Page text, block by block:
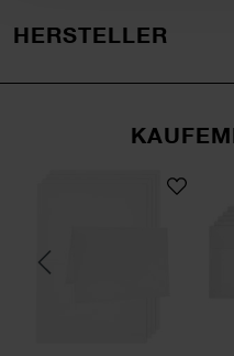
HERSTELLER
Luxury Umschläge C5
Paper Poerty